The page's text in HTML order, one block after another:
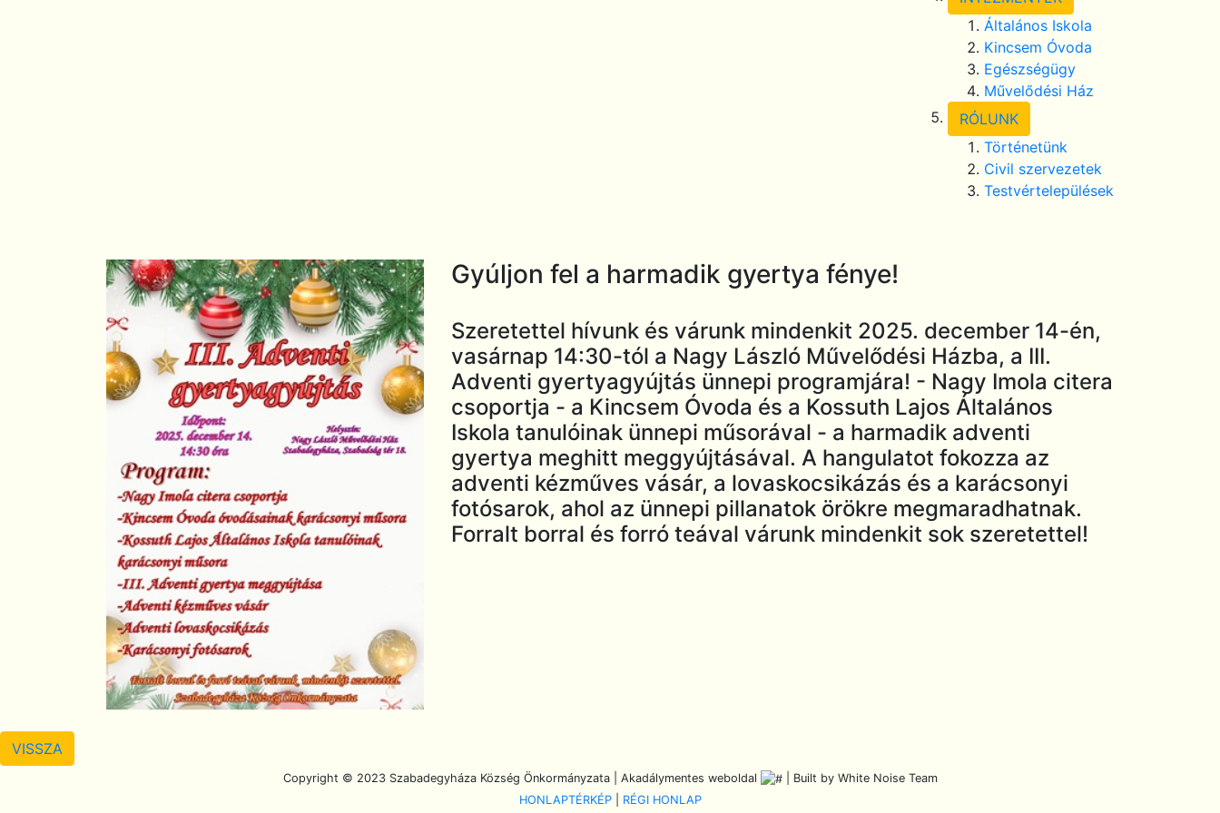
Általános Iskola
Kincsem Óvoda
Egészségügy
Művelődési Ház
RÓLUNK
Történetünk
Civil szervezetek
Testvértelepülések
Gyúljon fel a harmadik gyertya fénye!
Szeretettel hívunk és várunk mindenkit 2025. december 14-én,
vasárnap 14:30-tól a Nagy László Művelődési Házba, a III.
Adventi gyertyagyújtás ünnepi programjára! - Nagy Imola citera
csoportja - a Kincsem Óvoda és a Kossuth Lajos Általános
Iskola tanulóinak ünnepi műsorával - a harmadik adventi
gyertya meghitt meggyújtásával. A hangulatot fokozza az
adventi kézműves vásár, a lovaskocsikázás és a karácsonyi
fotósarok, ahol az ünnepi pillanatok örökre megmaradhatnak.
Forralt borral és forró teával várunk mindenkit sok szeretettel!
VISSZA
Copyright © 2023 Szabadegyháza Község Önkormányzata | Akadálymentes weboldal
| Built by White Noise Team
HONLAPTÉRKÉP| RÉGI HONLAP